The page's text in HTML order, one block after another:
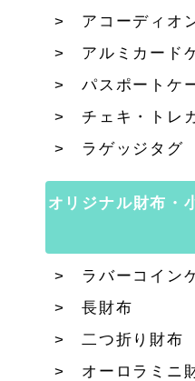
アコーディオ
アルミカード
パスポートケ
チェキ・トレ
ラゲッジタグ
オリジナル財布・
ラバーコイン
長財布
二つ折り財布
オーロラミニ